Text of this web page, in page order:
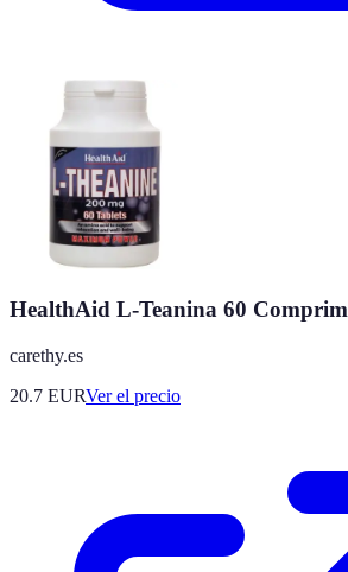
HealthAid L-Teanina 60
carethy.es
20.7 EURVer el precio